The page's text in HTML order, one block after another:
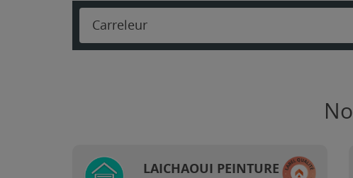
Carreleur
LAICHAOUI PEINTURE